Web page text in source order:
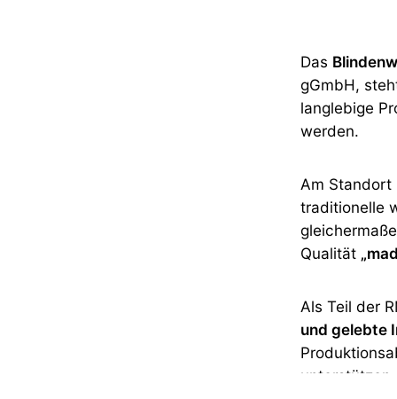
Das
gGmbH,
langlebige
werden.
Am
traditionelle
Qualität
Als Teil der
und gelebte
unterstützen